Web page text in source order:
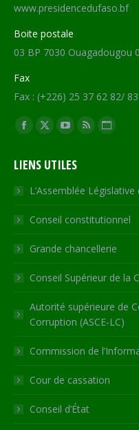
www.presidencedufaso.bf
Boite postale
03 BP 7030 Ouagadougou
Fax
Fax : (+226) 25 37 62 82/ 83
Trouvez nous sur :
Facebook
opens
in
new
window
X
opens
in
new
window
YouTube
opens
in
new
window
RSS
in
new
window
Site
opens
in
new
LIENS UTILES
L’Assemblée
Conseil constitutionnel
Grande chancellerie
Conseil Supérieur de la
Autorité supérieure de
Corruption (ASCE-LC)
Commission de
Cour de cassation
Conseil d’État